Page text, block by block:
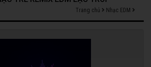
Trang chủ Nhạc EDM